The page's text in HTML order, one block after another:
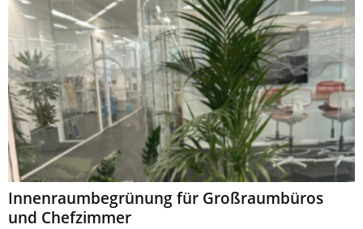
Innenraumbegrünung für Großraumbüros
und Chefzimmer